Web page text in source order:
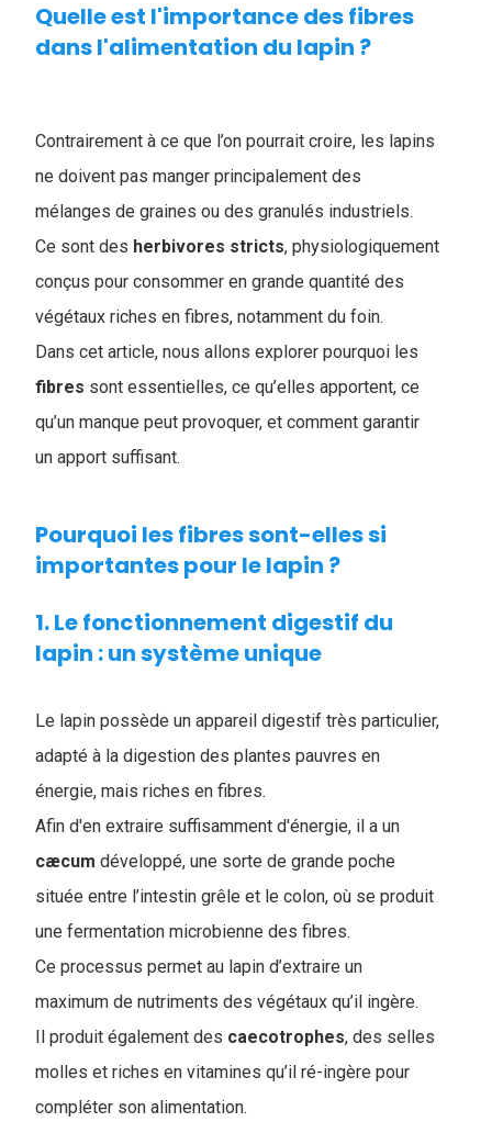
Quelle est l'importance des fibres
dans l'alimentation du lapin ?
Contrairement à ce que l’on pourrait croire, les lapins
ne doivent pas manger principalement des
mélanges de graines ou des granulés industriels.
Ce sont des herbivores stricts, physiologiquement
conçus pour consommer en grande quantité des
végétaux riches en fibres, notamment du foin.
Dans cet article, nous allons explorer pourquoi les
fibres sont essentielles, ce qu’elles apportent, ce
qu’un manque peut provoquer, et comment garantir
un apport suffisant.
Pourquoi les fibres sont-elles si
importantes pour le lapin ?
1. Le fonctionnement digestif du
lapin : un système unique
Le lapin possède un appareil digestif très particulier,
adapté à la digestion des plantes pauvres en
énergie, mais riches en fibres.
Afin d'en extraire suffisamment d'énergie, il a un
cæcum développé, une sorte de grande poche
située entre l’intestin grêle et le colon, où se produit
une fermentation microbienne des fibres.
Ce processus permet au lapin d’extraire un
maximum de nutriments des végétaux qu’il ingère.
Il produit également des caecotrophes, des selles
molles et riches en vitamines qu’il ré-ingère pour
compléter son alimentation.